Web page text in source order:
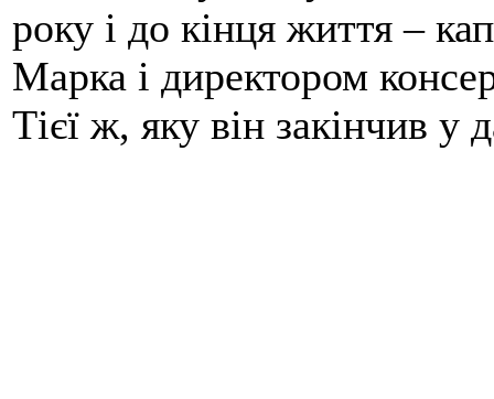
року і до кінця життя –
Марка і директором
Тієї ж, яку він закінчив у